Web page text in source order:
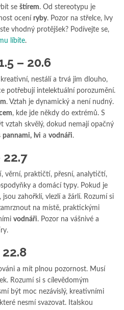
se štírem. Od stereotypu je
ocení ryby. Pozor na střelce, lvy
vhodný protějšek? Podívejte se,
líbíte.
– 20.6
nestálí a trvá jim dlouho,
potřebují intelektuální porozumění.
. Vztah je dynamický a není nudný.
, kde jde někdy do extrémů. S
vztah skvělý, dokud nemají opačný
pannami, lvi a vodnáři.
22.7
věrní, praktičtí, přesní, analytičtí,
a domácí typy. Pokud je
jsou zahořklí, vlezlí a žárlí. Rozumí si
na místě, praktickými
vodnáři. Pozor na vášnivé a
a mít plnou pozornost. Musí
Rozumí si s cílevědomým
být moc nezávislý, kreativními
nesmí svazovat. Italskou